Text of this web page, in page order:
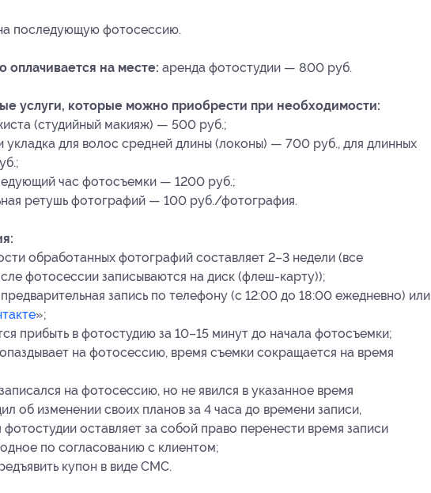
последующую фотосессию.
оплачивается на месте: аренда фотостудии — 800 руб.
услуги, которые можно приобрести при необходимости:
(студийный макияж) — 500 руб.;
укладка для волос средней длины (локоны) — 700 руб., для длинных
час фотосъемки — 1200 руб.;
ретушь фотографий — 100 руб./фотография.
обработанных фотографий составляет 2–3 недели (все
фотосессии записываются на диск (флеш-карту));
запись по телефону (с 12:00 до 18:00 ежедневно) или
»;
прибыть в фотостудию за 10–15 минут до начала фотосъемки;
на фотосессию, время съемки сокращается на время
на фотосессию, но не явился в указанное время
об изменении своих планов за 4 часа до времени записи,
оставляет за собой право перенести время записи
по согласованию с клиентом;
купон в виде СМС.